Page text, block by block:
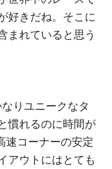
好きだね。そこに
まれていると思う
りユニークなタ
慣れるのに時間が
速コーナーの安定
アウトにはとても